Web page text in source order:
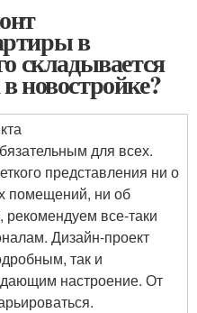
в
складывается
новостройке?
для всех.
представления ни о
помещений, ни об
все-таки
Дизайн-проект
так и
настроение. От